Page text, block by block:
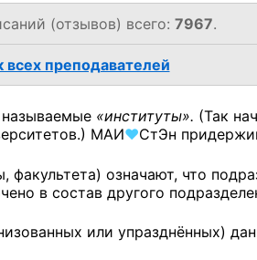
(отзывов) всего: 7967.
преподавателей
«институты». (Так
МАИ♥СтЭн
означают, что
в состав другого
или упразднённых)